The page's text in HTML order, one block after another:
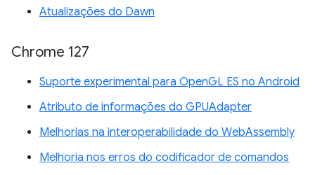
Atualizações do Dawn
Chrome 127
Suporte experimental para OpenGL ES no Android
Atributo de informações do GPUAdapter
Melhorias na interoperabilidade do WebAssembly
Melhoria nos erros do codificador de comandos